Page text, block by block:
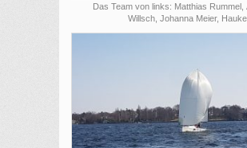
Das Team von links: Matthias Rummel,
Willsch, Johanna Meier,